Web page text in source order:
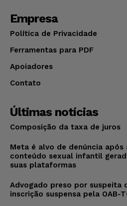
Empresa
Política de Privacidade
Ferramentas para PDF
Apoiadores
Contato
Últimas notícias
Composição da taxa de juros
Meta é alvo de denúncia após
conteúdo sexual infantil
suas plataformas
Advogado preso por suspeita
inscrição suspensa pela OAB-